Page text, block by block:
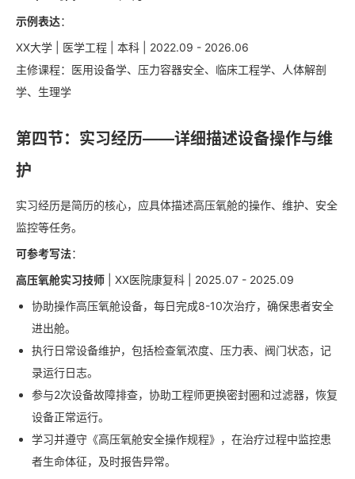
示例表达：
XX大学 | 医学工程 | 本科 | 2022.09 - 2026.06
主修课程：医用设备学、压力容器安全、临床工程学、人体解剖
学、生理学
第四节：实习经历——详细描述设备操作与维
护
实习经历是简历的核心，应具体描述高压氧舱的操作、维护、安全
监控等任务。
可参考写法：
高压氧舱实习技师 | XX医院康复科 | 2025.07 - 2025.09
协助操作高压氧舱设备，每日完成8-10次治疗，确保患者安全
进出舱。
执行日常设备维护，包括检查氧浓度、压力表、阀门状态，记
录运行日志。
参与2次设备故障排查，协助工程师更换密封圈和过滤器，恢复
设备正常运行。
学习并遵守《高压氧舱安全操作规程》，在治疗过程中监控患
者生命体征，及时报告异常。